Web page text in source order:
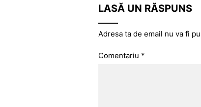
LASĂ UN RĂSPUNS
Adresa ta de email nu va fi
Comentariu *